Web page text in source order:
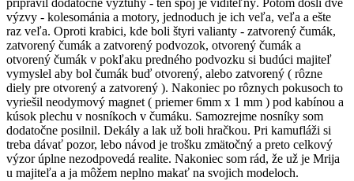
pripravil dodatočné výztuhy - ten spoj je viditeľný. Potom došli dve
výzvy - kolesománia a motory, jednoduch je ich veľa, veľa a ešte
raz veľa. Oproti krabici, kde boli štyri valianty - zatvorený čumák,
zatvorený čumák a zatvorený podvozok, otvorený čumák a
otvorený čumák v pokľaku predného podvozku si budúci majiteľ
vymyslel aby bol čumák buď otvorený, alebo zatvorený ( rôzne
diely pre otvorený a zatvorený ). Nakoniec po rôznych pokusoch to
vyriešil neodymový magnet ( priemer 6mm x 1 mm ) pod kabínou a
kúsok plechu v nosníkoch v čumáku. Samozrejme nosníky som
dodatočne posilnil. Dekály a lak už boli hračkou. Pri kamufláži si
treba dávať pozor, lebo návod je trošku zmätočný a preto celkový
výzor úplne nezodpovedá realite. Nakoniec som rád, že už je Mrija
u majiteľa a ja môžem neplno makať na svojich modeloch.